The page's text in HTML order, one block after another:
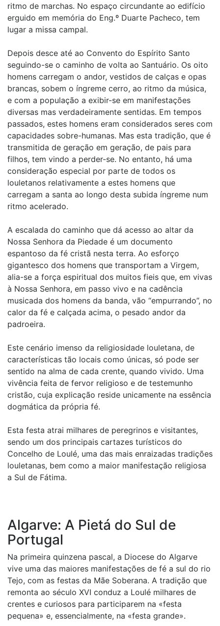
ritmo de marchas. No espaço circundante ao edifício
erguido em memória do Eng.º Duarte Pacheco, tem
lugar a missa campal.
Depois desce até ao Convento do Espírito Santo
seguindo-se o caminho de volta ao Santuário. Os oito
homens carregam o andor, vestidos de calças e opas
brancas, sobem o íngreme cerro, ao ritmo da música,
e com a população a exibir-se em manifestações
diversas mas verdadeiramente sentidas. Em tempos
passados, estes homens eram considerados seres com
capacidades sobre-humanas. Mas esta tradição, que é
transmitida de geração em geração, de pais para
filhos, tem vindo a perder-se. No entanto, há uma
consideração especial por parte de todos os
louletanos relativamente a estes homens que
carregam a santa ao longo desta subida íngreme num
ritmo acelerado.
A escalada do caminho que dá acesso ao altar da
Nossa Senhora da Piedade é um documento
espantoso da fé cristã nesta terra. Ao esforço
gigantesco dos homens que transportam a Virgem,
alia-se a força espiritual dos muitos fieis que, em vivas
à Nossa Senhora, em passo vivo e na cadência
musicada dos homens da banda, vão “empurrando”, no
calor da fé e calçada acima, o pesado andor da
padroeira.
Este cenário imenso da religiosidade louletana, de
características tão locais como únicas, só pode ser
sentido na alma de cada crente, quando vivido. Uma
vivência feita de fervor religioso e de testemunho
cristão, cuja explicação reside unicamente na essência
dogmática da própria fé.
Esta festa atrai milhares de peregrinos e visitantes,
sendo um dos principais cartazes turísticos do
Concelho de Loulé, uma das mais enraizadas tradições
louletanas, bem como a maior manifestação religiosa
a Sul de Fátima.
Algarve: A Pietá do Sul de
Portugal
Na primeira quinzena pascal, a Diocese do Algarve
vive uma das maiores manifestações de fé a sul do rio
Tejo, com as festas da Mãe Soberana. A tradição que
remonta ao século XVI conduz a Loulé milhares de
crentes e curiosos para participarem na «festa
pequena» e, essencialmente, na «festa grande».